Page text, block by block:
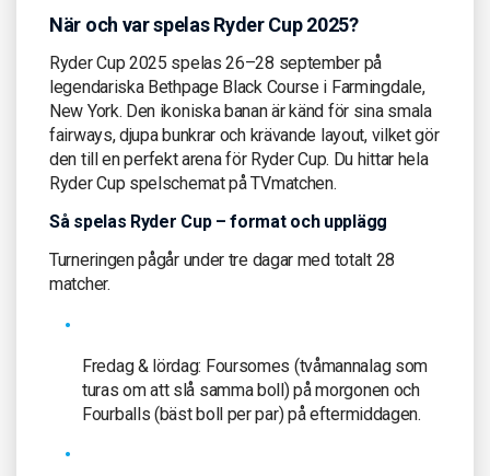
När och var spelas Ryder Cup 2025?
Ryder Cup 2025 spelas 26–28 september på
legendariska Bethpage Black Course i Farmingdale,
New York. Den ikoniska banan är känd för sina smala
fairways, djupa bunkrar och krävande layout, vilket gör
den till en perfekt arena för Ryder Cup. Du hittar hela
Ryder Cup spelschemat på TVmatchen.
Så spelas Ryder Cup – format och upplägg
Turneringen pågår under tre dagar med totalt 28
matcher.
Fredag & lördag: Foursomes (tvåmannalag som
turas om att slå samma boll) på morgonen och
Fourballs (bäst boll per par) på eftermiddagen.